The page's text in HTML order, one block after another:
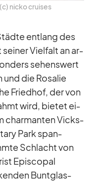
nicko crui­ses
ent­lang des
Viel­falt an ar­
se­hens­wert
die Ro­sa­lie
Fried­hof, der von
wird, bie­tet ei­
char­man­ten Vicks­
Park span­
Schlacht von
Epis­co­pal
Bunt­glas­